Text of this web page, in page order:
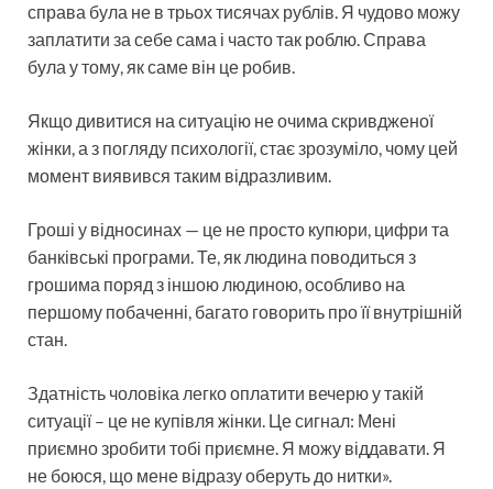
справа була не в трьох тисячах рублів. Я чудово можу
заплатити за себе сама і часто так роблю. Справа
була у тому, як саме він це робив.
Якщо дивитися на ситуацію не очима скривдженої
жінки, а з погляду психології, стає зрозуміло, чому цей
момент виявився таким відразливим.
Гроші у відносинах — це не просто купюри, цифри та
банківські програми. Те, як людина поводиться з
грошима поряд з іншою людиною, особливо на
першому побаченні, багато говорить про її внутрішній
стан.
Здатність чоловіка легко оплатити вечерю у такій
ситуації – це не купівля жінки. Це сигнал: Мені
приємно зробити тобі приємне. Я можу віддавати. Я
не боюся, що мене відразу оберуть до нитки».